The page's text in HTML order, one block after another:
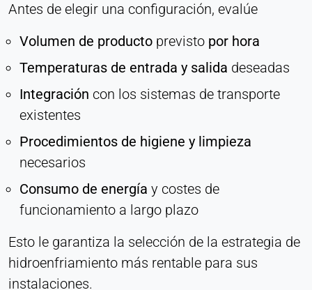
Antes de elegir una configuración, evalúe
Volumen de producto previsto por hora
Temperaturas de entrada y salida deseadas
Integración con los sistemas de transporte
existentes
Procedimientos de higiene y limpieza
necesarios
Consumo de energía y costes de
funcionamiento a largo plazo
Esto le garantiza la selección de la estrategia de
hidroenfriamiento más rentable para sus
instalaciones.